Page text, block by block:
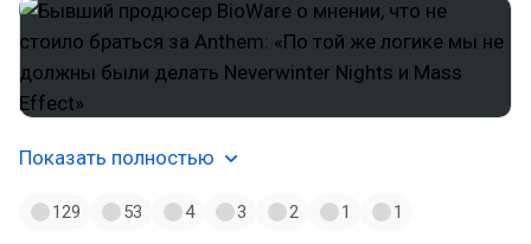
Показать полностью
129 53 4 3 2 1 1